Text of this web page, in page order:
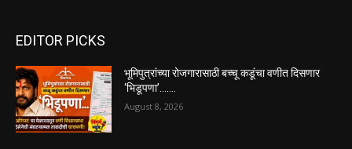
EDITOR PICKS
भूमिपुत्रांच्या रोजगारासाठी बच्चू कडूंचा वणीत दिसणार
‘भिडूपणा’…….
August 8, 2026